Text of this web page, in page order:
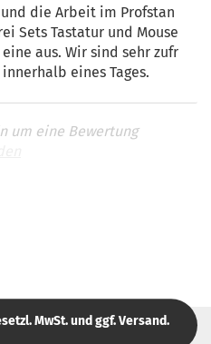
und die Arbeit im Profstan
Sets Tastatur und Mouse
aus. Wir sind sehr zufr
um eine Bewertung
MwSt. und ggf. Versand.